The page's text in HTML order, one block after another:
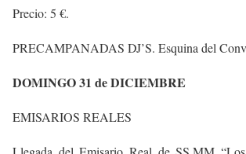
Precio: 5 €.
PRECAMPANADAS DJ’S. Esquina del
DOMINGO 31 de DICIEMBRE
EMISARIOS REALES